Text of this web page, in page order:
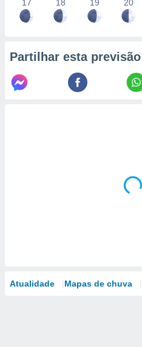
17 18 19 20
Partilhar esta previsão
Atualidade Mapas de chuva